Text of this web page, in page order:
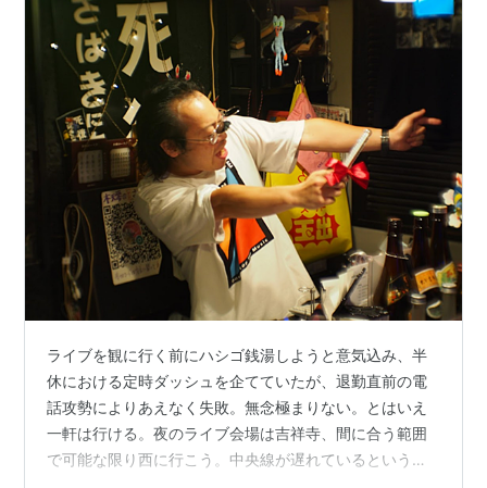
ライブを観に行く前にハシゴ銭湯しようと意気込み、半
休における定時ダッシュを企てていたが、退勤直前の電
話攻勢によりあえなく失敗。無念極まりない。とはいえ
一軒は行ける。夜のライブ会場は吉祥寺、間に合う範囲
で可能な限り西に行こう。中央線が遅れているというこ